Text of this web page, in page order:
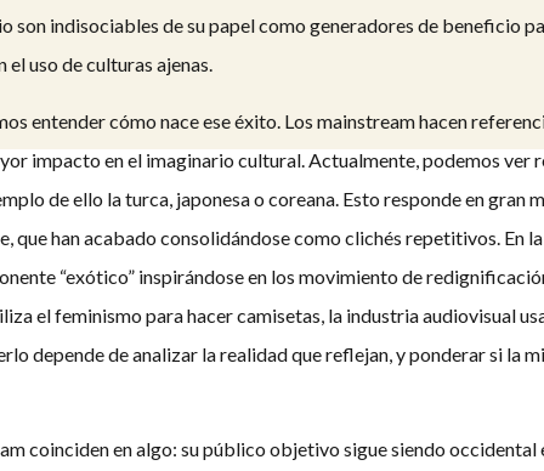
son indisociables de su papel como generadores de beneficio
uso de culturas ajenas.
entender cómo nace ese éxito. Los mainstream hacen
impacto en el imaginario cultural. Actualmente, podemos ver
de ello la turca, japonesa o coreana. Esto responde en gran
que han acabado consolidándose como clichés repetitivos. En
“exótico” inspirándose en los movimiento de
el feminismo para hacer camisetas, la industria audiovisual
depende de analizar la realidad que reflejan, y ponderar si la
coinciden en algo: su público objetivo sigue siendo